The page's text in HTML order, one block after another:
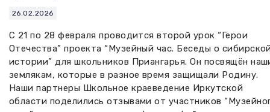
26.02.2026
С 21 по 28 февраля проводится второй урок “Герои
Отечества” проекта “Музейный час. Беседы о
истории” для школьников Приангарья. Он посвящён
землякам, которые в разное время защищали Родину.
Наши партнеры Школьное краеведение Иркутской
области поделились отзывами от участников